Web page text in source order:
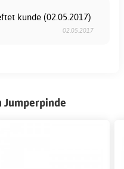
kunde (02.05.2017)
02.05.2017